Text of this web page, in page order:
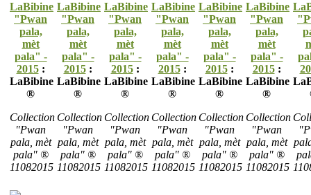
LaBibine
"Pwan
pala,
mèt
pala" -
2015:
LaBibine
®
Collection
"Pwan
pala, mèt
pala" ®
11082015
LaBibine
"Pwan
pala,
mèt
pala" -
2015:
LaBibine
®
Collection
"Pwan
pala, mèt
pala" ®
11082015
LaBibine
"Pwan
pala,
mèt
pala" -
2015:
LaBibine
®
Collection
"Pwan
pala, mèt
pala" ®
11082015
LaBibine
"Pwan
pala,
mèt
pala" -
2015:
LaBibine
®
Collection
"Pwan
pala, mèt
pala" ®
11082015
LaBibine
"Pwan
pala,
mèt
pala" -
2015:
LaBibine
®
Collection
"Pwan
pala, mèt
pala" ®
11082015
LaBibine
"Pwan
pala,
mèt
pala" -
2015:
LaBibine
®
Collection
"Pwan
pala, mèt
pala" ®
11082015